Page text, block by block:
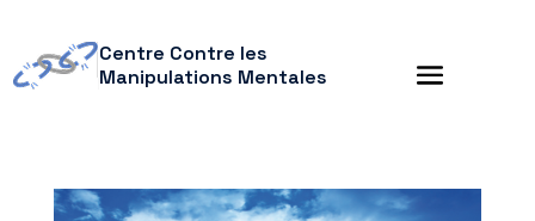
Centre Contre les
Manipulations Mentales